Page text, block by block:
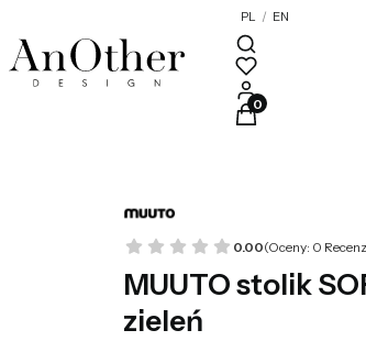
PL / EN
Produkty w
0.00(Oceny: 0
MUUTO stolik
zieleń